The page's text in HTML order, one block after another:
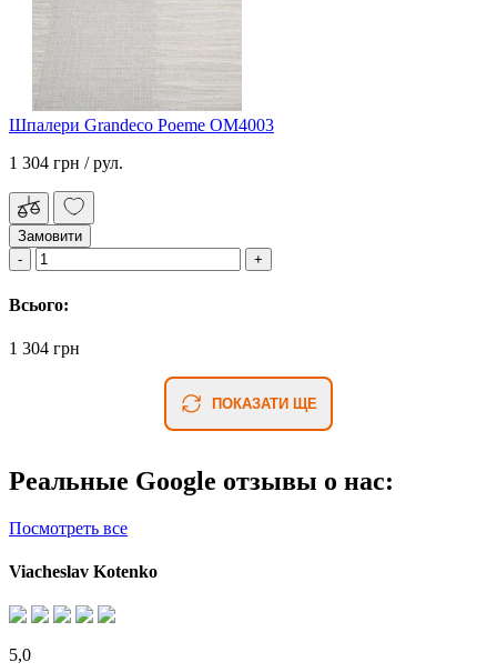
Шпалери Grandeco Poeme OM4003
1 304 грн / рул.
Замовити
Всього:
1 304 грн
ПОКАЗАТИ ЩЕ
Реальные Google отзывы о нас:
Посмотреть все
Viacheslav Kotenko
5,0